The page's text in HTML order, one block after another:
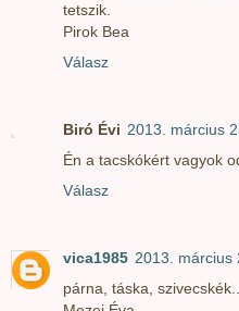
tetszik.
Pirok Bea
Válasz
Biró Évi 2013. március
Én a tacskókért vagyok
Válasz
vica1985 2013. március
párna, táska, szivecskék....